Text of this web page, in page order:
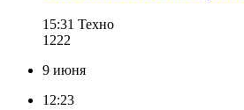
15:31 Техно
1222
9 июня
12:23